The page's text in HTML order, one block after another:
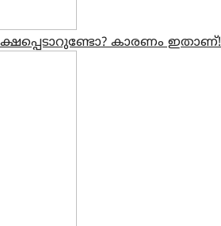
കാരണം ഇതാണ്!